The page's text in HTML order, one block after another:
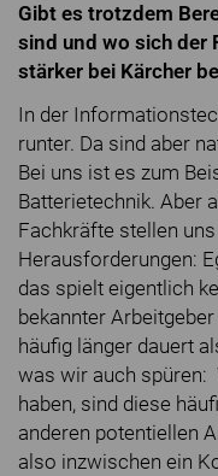
Gibt es trotzdem
sind und wo sich der
stärker bei Kärcher
In der
runter. Da sind aber
Bei uns ist es zum
Batterietechnik. Aber
Fachkräfte stellen
Herausforderungen:
das spielt eigentlich
bekannter
häufig länger dauert
was wir auch spüren:
haben, sind diese
anderen potentiellen
also inzwischen ein